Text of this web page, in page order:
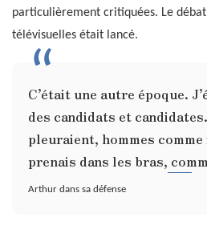
particulièrement critiquées. Le
télévisuelles était lancé.
C’était une autre époque.
des candidats et
pleuraient, hommes comme
prenais dans les bras,
Arthur dans sa défense